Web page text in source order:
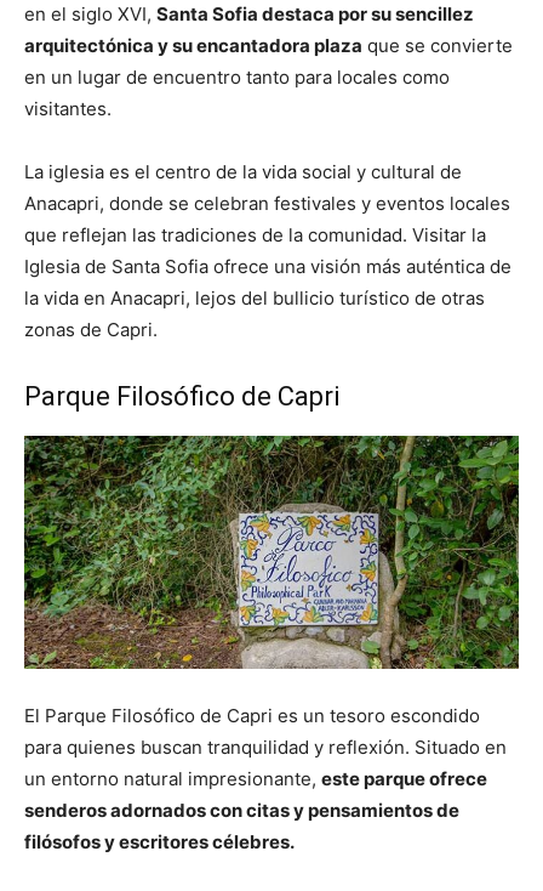
en el siglo XVI, Santa Sofia destaca por su sencillez
arquitectónica y su encantadora plaza que se convierte
en un lugar de encuentro tanto para locales como
visitantes.
La iglesia es el centro de la vida social y cultural de
Anacapri, donde se celebran festivales y eventos locales
que reflejan las tradiciones de la comunidad. Visitar la
Iglesia de Santa Sofia ofrece una visión más auténtica de
la vida en Anacapri, lejos del bullicio turístico de otras
zonas de Capri.
Parque Filosófico de Capri
El Parque Filosófico de Capri es un tesoro escondido
para quienes buscan tranquilidad y reflexión. Situado en
un entorno natural impresionante, este parque ofrece
senderos adornados con citas y pensamientos de
filósofos y escritores célebres.